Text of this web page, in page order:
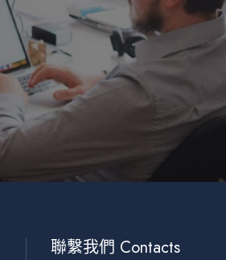
聯繫我們 Contacts